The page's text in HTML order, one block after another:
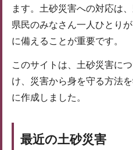
ます。土砂災害への対応は
県民のみなさん一人ひとり
に備えることが重要です。
このサイトは、土砂災害に
け、災害から身を守る方法
に作成しました。
最近の土砂災害